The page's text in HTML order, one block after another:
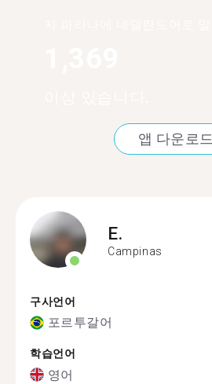
앱 다운로드
E.
Campinas
구사언어
포르투갈어
학습언어
영어